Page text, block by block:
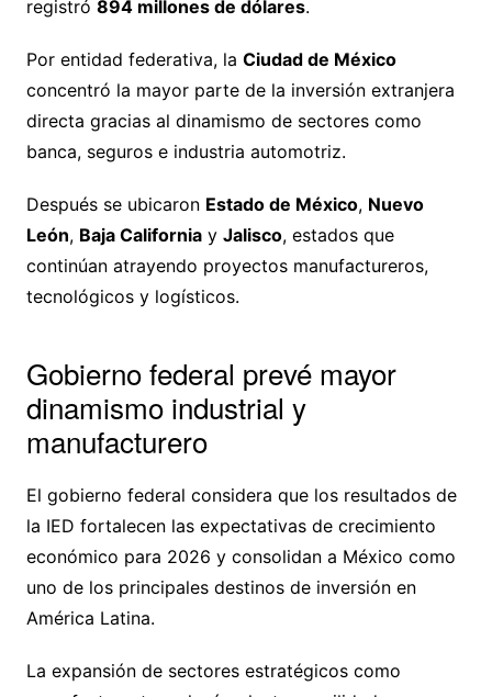
registró 894 millones de dólares.
Por entidad federativa, la Ciudad de México
concentró la mayor parte de la inversión extranjera
directa gracias al dinamismo de sectores como
banca, seguros e industria automotriz.
Después se ubicaron Estado de México, Nuevo
León, Baja Californiay Jalisco, estados que
continúan atrayendo proyectos manufactureros,
tecnológicos y logísticos.
Gobierno federal prevé mayor
dinamismo industrial y
manufacturero
El gobierno federal considera que los resultados de
la IED fortalecen las expectativas de crecimiento
económico para 2026 y consolidan a México como
uno de los principales destinos de inversión en
América Latina.
La expansión de sectores estratégicos como